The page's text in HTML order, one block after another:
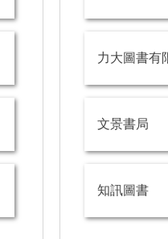
力大圖書有
文景書局
知訊圖書